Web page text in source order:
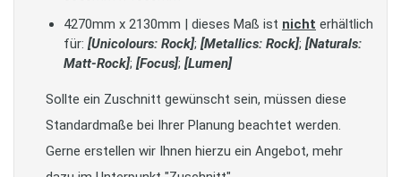
4270mm x 2130mm | dieses Maß ist nicht erhältlich
für: [Unicolours: Rock]; [Metallics: Rock]; [Naturals:
Matt-Rock]; [Focus]; [Lumen]
Sollte ein Zuschnitt gewünscht sein, müssen diese
Standardmaße bei Ihrer Planung beachtet werden.
Gerne erstellen wir Ihnen hierzu ein Angebot, mehr